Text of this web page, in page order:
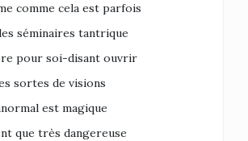
comme cela est parfois
séminaires tantrique
pour soi-disant ouvrir
sortes de visions
est magique
que très dangereuse